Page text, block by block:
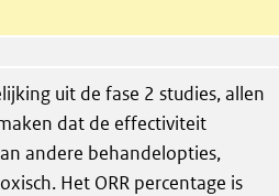
uit de fase 2 studies, allen
dat de effectiviteit
andere behandelopties,
Het ORR percentage is